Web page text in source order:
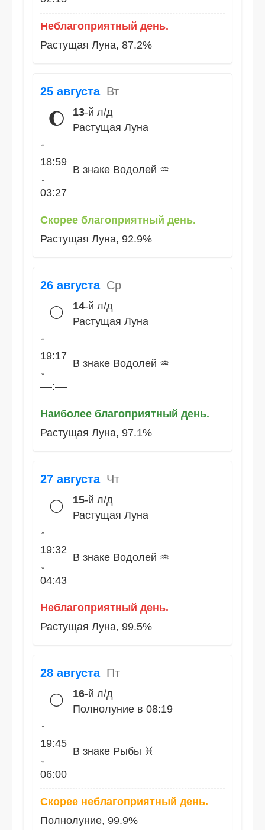
Неблагоприятный день.
Растущая Луна, 87.2%
25 августа Вт
🌔 13-й л/д
Растущая Луна
↑
18:59
↓
03:27
В знаке Водолей ♒
Скорее благоприятный день.
Растущая Луна, 92.9%
26 августа Ср
🌕 14-й л/д
Растущая Луна
↑
19:17
↓
––:––
В знаке Водолей ♒
Наиболее благоприятный день.
Растущая Луна, 97.1%
27 августа Чт
🌕 15-й л/д
Растущая Луна
↑
19:32
↓
04:43
В знаке Водолей ♒
Неблагоприятный день.
Растущая Луна, 99.5%
28 августа Пт
🌕 16-й л/д
Полнолуние в 08:19
↑
19:45
↓
06:00
В знаке Рыбы ♓
Скорее неблагоприятный день.
Полнолуние, 99.9%